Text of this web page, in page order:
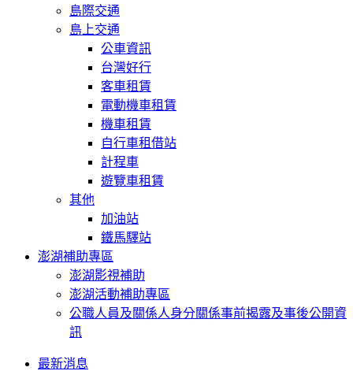
島際交通
島上交通
公車資訊
台灣好行
客車租賃
電動機車租賃
機車租賃
自行車租借站
計程車
遊覽車租賃
其他
加油站
鐵馬驛站
澎湖補助專區
澎湖影視補助
澎湖活動補助專區
公職人員及關係人身分關係事前揭露及事後公開資
訊
最新消息